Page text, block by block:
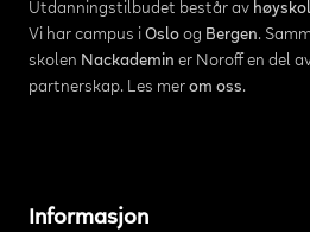
Utdanningstilbudet består av
Vi har campus i Osloog Bergen.
skolen Nackademin er Noroff en del
partnerskap. Les mer om oss.
Informasjon